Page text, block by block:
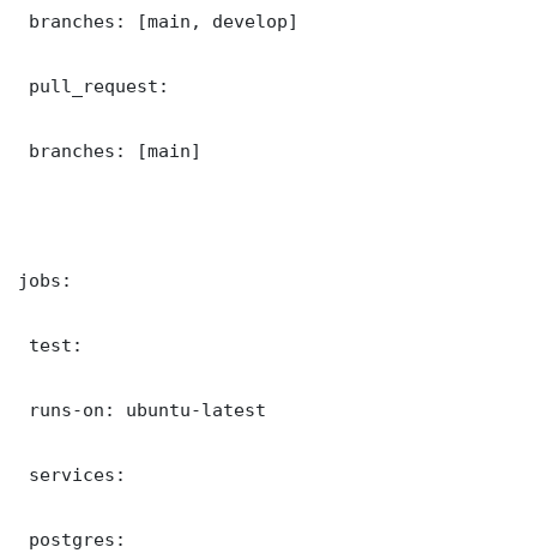
branches: [main, develop]
pull_request:
branches: [main]
jobs:
test:
runs-on: ubuntu-latest
services:
postgres: